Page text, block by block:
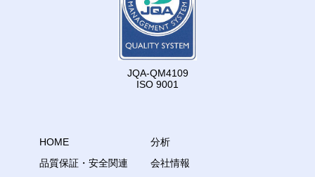
JQA-QM4109
ISO 9001
HOME
品質保証・安全関連
分析
会社情報